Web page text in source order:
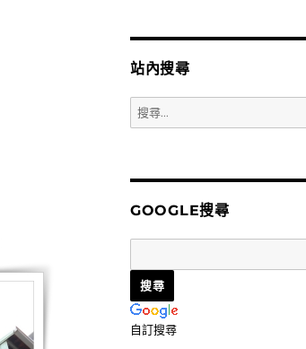
站內搜尋
搜
尋
字:
GOOGLE搜尋
自訂搜尋